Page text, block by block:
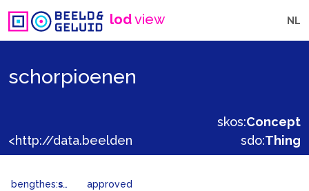
lodview NL
schorpioenen
skos:Concept
sdo:Thing
bengthes:status approved